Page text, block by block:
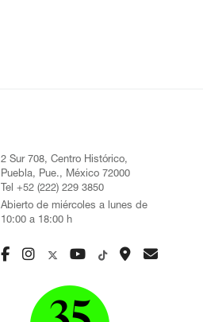
2 Sur 708, Centro Histórico,
Puebla, Pue., México 72000
Tel +52 (222) 229 3850
Abierto de miércoles a lunes de
10:00 a 18:00 h